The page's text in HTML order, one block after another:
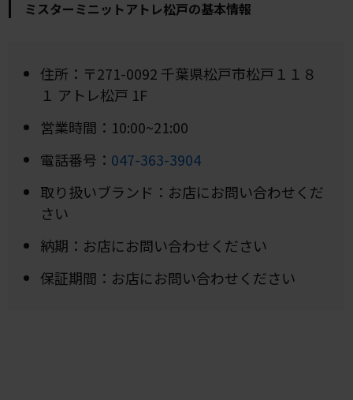
ミスターミニットアトレ松戸の基本情報
住所：〒271-0092 千葉県松戸市松戸１１８
１ アトレ松戸 1F
営業時間：10:00~21:00
電話番号： 047-363-3904
取り扱いブランド：お店にお問い合わせくだ
さい
納期：お店にお問い合わせください
保証期間：お店にお問い合わせください